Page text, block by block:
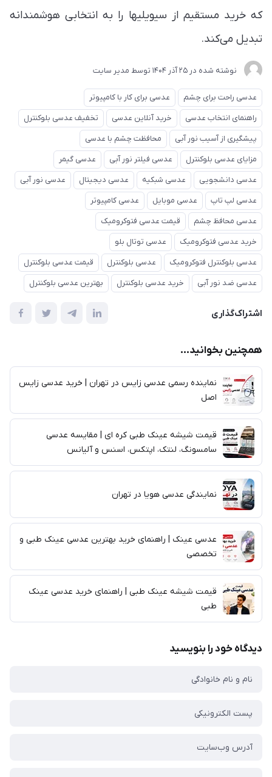
که خرید مستقیم از سیویلیها را به انتخابی هوشمندانه
تبدیل می‌کند.
نوشته شده در 25 آذر 1404 توسط مدیر سایت
عدسی راحت برای چشم
عدسی برای کار با کامپیوتر
راهنمای انتخاب عدسی
خرید آنلاین عدسی
تخفیف عدسی بلوکنترل
پیشگیری از آسیب نور آبی
محافظت چشم با عدسی
مزایای عدسی بلوکنترل
عدسی فیلتر نور آبی
عدسی گیمر
عدسی دانشجویی
عدسی شبکیه عدسی دیجیتال
عدسی نور آبی
عدسی لپ تاپ
عدسی موبایل
عدسی کامپیوتر
عدسی محافظ چشم
قیمت عدسی فتوکرومیک
خرید عدسی فتوکرومیک
عدسی توتال بلو
عدسی بلوکنترل فتوکرومیک
عدسی بلوکنترل
قیمت عدسی بلوکنترل
عدسی ضد نور آبی
خرید عدسی بلوکنترل بهترین عدسی بلوکنترل
اشتراک‌گذاری
همچنین بخوانید...
نماینده رسمی عدسی زایس در تهران | خرید عدسی زایس
اصل
قیمت شیشه عینک طبی کره ای | مقایسه عدسی
سامسونگ، لنتک، اپتکس، اسنس و آلیانس
نمایندگی عدسی هویا در تهران
عدسی عینک | راهنمای خرید بهترین عدسی عینک طبی و
تخصصی
قیمت شیشه عینک طبی | راهنمای خرید عدسی عینک
طبی
دیدگاه خود را بنویسید